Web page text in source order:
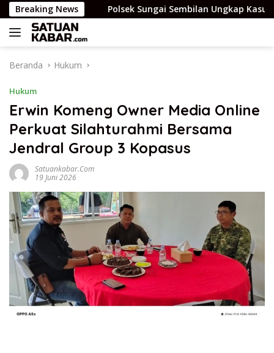
Langsung
ke
konten
Breaking NewsPolsek Sungai Sembilan Ungkap Kasus Dugaan
Beranda Hukum
Hukum
Erwin Komeng Owner Media Online
Perkuat Silahturahmi Bersama
Jendral Group 3 Kopasus
Satuankabar.com
19 Juni 2026